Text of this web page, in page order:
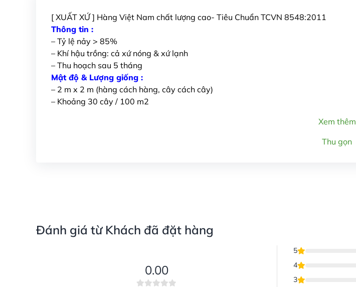
[ XUẤT XỨ ] Hàng Việt Nam chất lượng cao- Tiêu Chuẩn TCVN 8548:2011
Thông tin :
– Tỷ lệ nảy > 85%
– Khí hậu trồng: cả xứ nóng & xứ lạnh
– Thu hoạch sau 5 tháng
Mật độ & Lượng giống :
– 2 m x 2 m (hàng cách hàng, cây cách cây)
– Khoảng 30 cây / 100 m2
Xem thêm
Thu gọn
Đánh giá từ Khách đã đặt hàng
0.00
5
4
3